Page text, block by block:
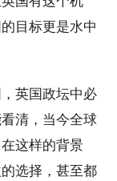
目标更是水中
英国政坛中必
清，当今全球
这样的背景
选择，甚至都